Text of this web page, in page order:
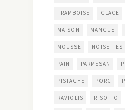
FRAMBOISE GLACE
MAISON MANGUE
MOUSSE NOISETTES
PAIN PARMESAN
PISTACHE PORC
RAVIOLIS RISOTTO